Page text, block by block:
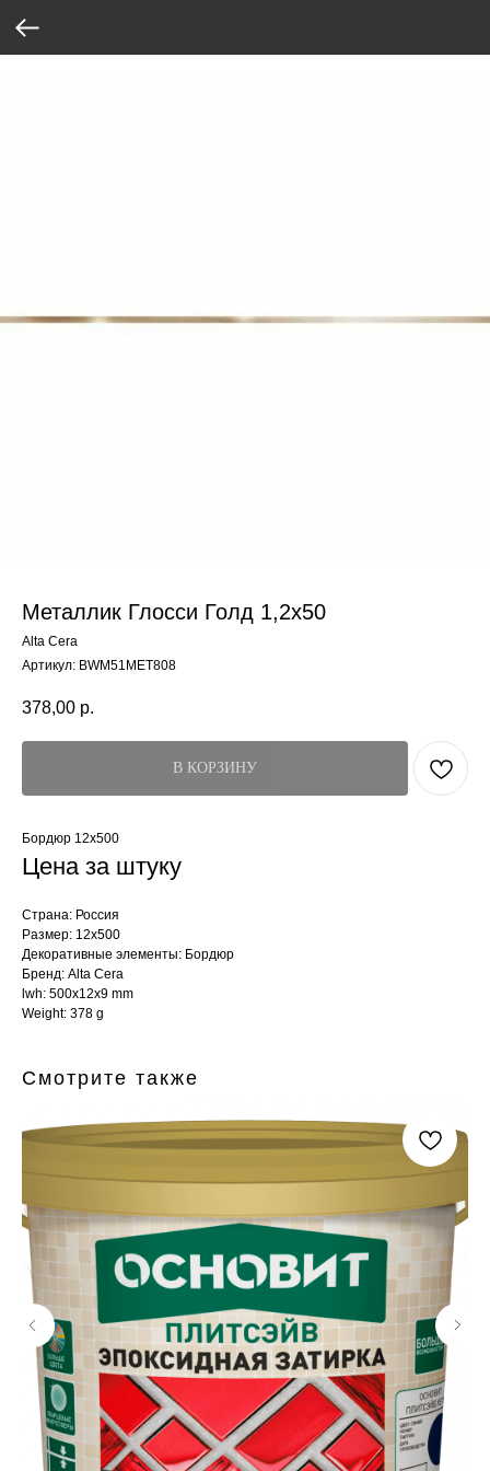
Металлик Глосси Голд 1,2x50
Alta Cera
Артикул: BWM51MET808
378,00 р.
В КОРЗИНУ
Бордюр 12x500
Цена за штуку
Страна: Россия
Размер: 12x500
Декоративные элементы: Бордюр
Бренд: Alta Cera
lwh: 500x12x9 mm
Weight: 378 g
Смотрите также